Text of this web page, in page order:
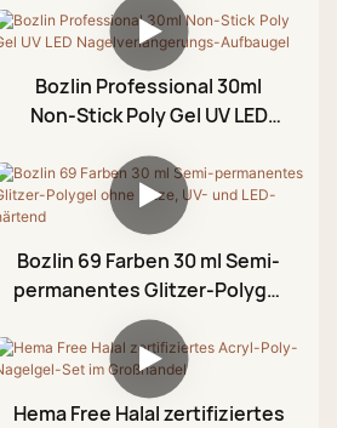
Abwischen
Rissgel
Stempelgel
Nagelhautöl
3D-Modelliergel
Crackle-Gel-Nagellack
Acrylfarbenstift
Glitzernde
Schlammpalette
Hartgel für Nägel
Bozlin Professional 30ml
Non-Stick Poly Gel UV LED
Aufbaugel
Bozlin 69 Farben 30 ml Semi-
permanentes Glitzer-Polygel
ohne Hitze, UV- und LED-
härtend
Hema Free Halal zertifiziertes